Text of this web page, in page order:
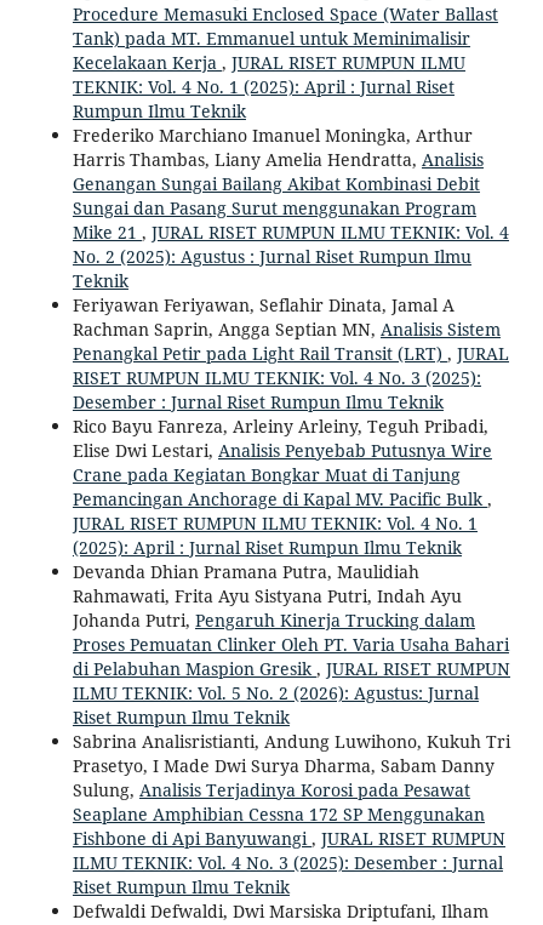
Procedure Memasuki Enclosed Space (Water Ballast
Tank) pada MT. Emmanuel untuk Meminimalisir
Kecelakaan Kerja , JURAL RISET RUMPUN ILMU
TEKNIK: Vol. 4 No. 1 (2025): April : Jurnal Riset
Rumpun Ilmu Teknik
Frederiko Marchiano Imanuel Moningka, Arthur
Harris Thambas, Liany Amelia Hendratta, Analisis
Genangan Sungai Bailang Akibat Kombinasi Debit
Sungai dan Pasang Surut menggunakan Program
Mike 21 , JURAL RISET RUMPUN ILMU TEKNIK: Vol. 4
No. 2 (2025): Agustus : Jurnal Riset Rumpun Ilmu
Teknik
Feriyawan Feriyawan, Seflahir Dinata, Jamal A
Rachman Saprin, Angga Septian MN, Analisis Sistem
Penangkal Petir pada Light Rail Transit (LRT) , JURAL
RISET RUMPUN ILMU TEKNIK: Vol. 4 No. 3 (2025):
Desember : Jurnal Riset Rumpun Ilmu Teknik
Rico Bayu Fanreza, Arleiny Arleiny, Teguh Pribadi,
Elise Dwi Lestari, Analisis Penyebab Putusnya Wire
Crane pada Kegiatan Bongkar Muat di Tanjung
Pemancingan Anchorage di Kapal MV. Pacific Bulk,
JURAL RISET RUMPUN ILMU TEKNIK: Vol. 4 No. 1
(2025): April : Jurnal Riset Rumpun Ilmu Teknik
Devanda Dhian Pramana Putra, Maulidiah
Rahmawati, Frita Ayu Sistyana Putri, Indah Ayu
Johanda Putri, Pengaruh Kinerja Trucking dalam
Proses Pemuatan Clinker Oleh PT. Varia Usaha Bahari
di Pelabuhan Maspion Gresik, JURAL RISET RUMPUN
ILMU TEKNIK: Vol. 5 No. 2 (2026): Agustus: Jurnal
Riset Rumpun Ilmu Teknik
Sabrina Analisristianti, Andung Luwihono, Kukuh Tri
Prasetyo, I Made Dwi Surya Dharma, Sabam Danny
Sulung, Analisis Terjadinya Korosi pada Pesawat
Seaplane Amphibian Cessna 172 SP Menggunakan
Fishbone di Api Banyuwangi, JURAL RISET RUMPUN
ILMU TEKNIK: Vol. 4 No. 3 (2025): Desember : Jurnal
Riset Rumpun Ilmu Teknik
Defwaldi Defwaldi, Dwi Marsiska Driptufani, Ilham